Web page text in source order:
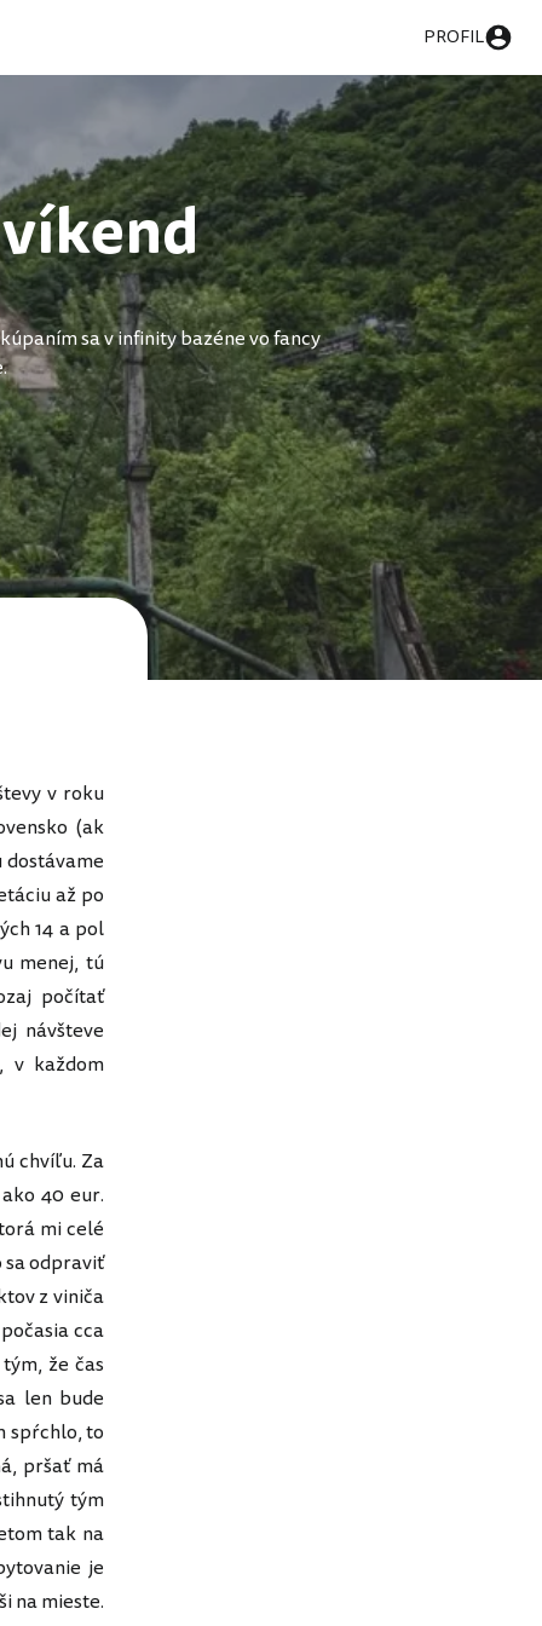
PROFIL
sa v infinity bazéne vo fancy
v roku
(ak
až po
14 a pol
menej, tú
počítať
návšteve
v každom
chvíľu. Za
40 eur.
mi celé
sa odpraviť
z viniča
cca
že čas
len bude
spŕchlo, to
pršať má
tým
tak na
je
na mieste.